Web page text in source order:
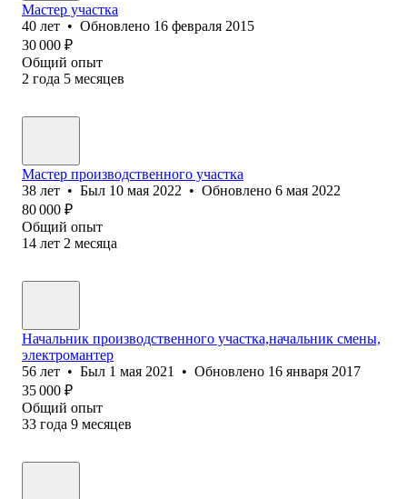
Мастер участка
40 лет • Обновлено 16 февраля 2015
30 000 ₽
Общий опыт
2 года 5 месяцев
Мастер производственного участка
38 лет • Был 10 мая 2022 • Обновлено 6 мая 2022
80 000 ₽
Общий опыт
14 лет 2 месяца
Начальник производственного участка,начальник смены,
электромантер
56 лет • Был 1 мая 2021 • Обновлено 16 января 2017
35 000 ₽
Общий опыт
33 года 9 месяцев